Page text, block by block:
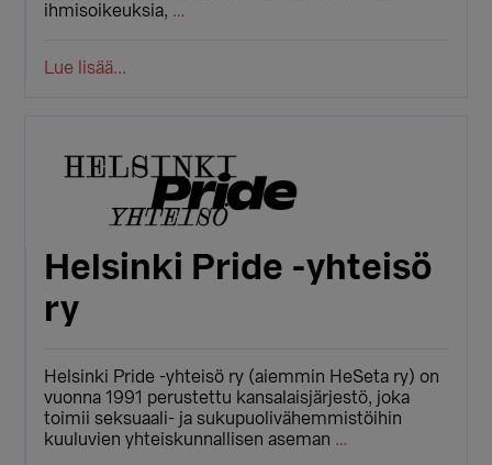
ihmisoikeuksia, …
Lue lisää...
Helsinki Pride -yhteisö
ry
Helsinki Pride -yhteisö ry (aiemmin HeSeta ry) on
vuonna 1991 perustettu kansalaisjärjestö, joka
toimii seksuaali- ja sukupuolivähemmistöihin
kuuluvien yhteiskunnallisen aseman …